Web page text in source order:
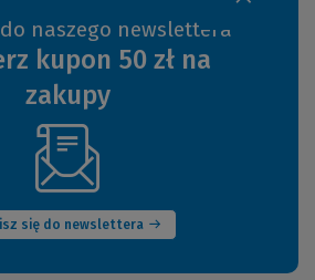
naszego newslettera
kupon 50 zł na
zakupy
się do newslettera
(Nowe
okno)